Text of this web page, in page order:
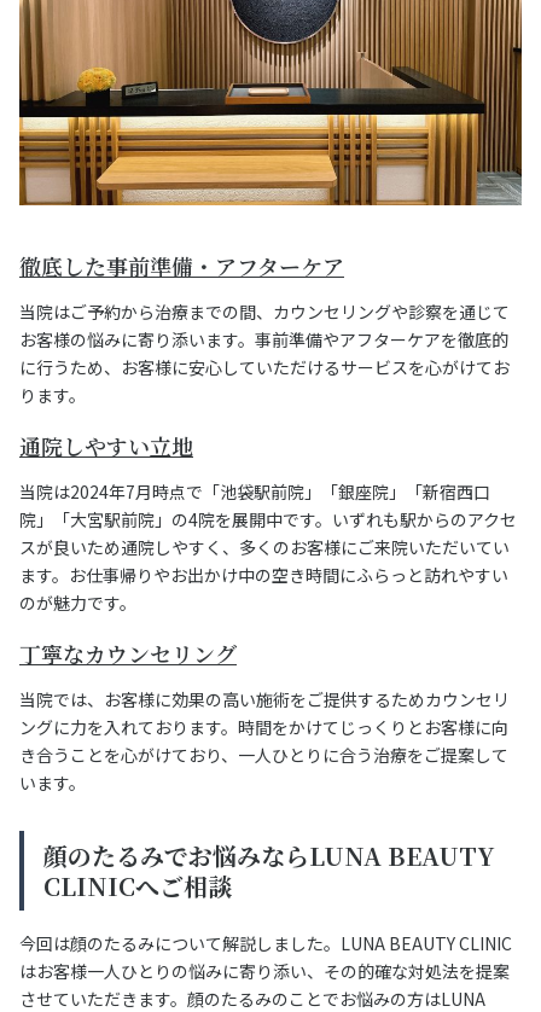
徹底した事前準備・アフターケア
当院はご予約から治療までの間、カウンセリングや診察を通じて
お客様の悩みに寄り添います。事前準備やアフターケアを徹底的
に行うため、お客様に安心していただけるサービスを心がけてお
ります。
通院しやすい立地
当院は2024年7月時点で「池袋駅前院」「銀座院」「新宿西口
院」「大宮駅前院」の4院を展開中です。いずれも駅からのアクセ
スが良いため通院しやすく、多くのお客様にご来院いただいてい
ます。お仕事帰りやお出かけ中の空き時間にふらっと訪れやすい
のが魅力です。
丁寧なカウンセリング
当院では、お客様に効果の高い施術をご提供するためカウンセリ
ングに力を入れております。時間をかけてじっくりとお客様に向
き合うことを心がけており、一人ひとりに合う治療をご提案して
います。
顔のたるみでお悩みならLUNA BEAUTY
CLINICへご相談
今回は顔のたるみについて解説しました。LUNA BEAUTY CLINIC
はお客様一人ひとりの悩みに寄り添い、その的確な対処法を提案
させていただきます。顔のたるみのことでお悩みの方はLUNA